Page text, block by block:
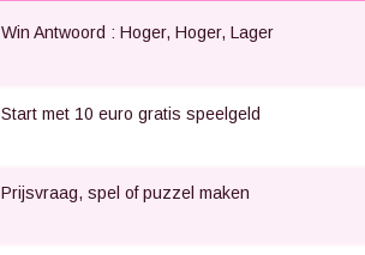
Win Antwoord : Hoger, Hoger, Lager
Start met 10 euro gratis speelgeld
Prijsvraag, spel of puzzel maken